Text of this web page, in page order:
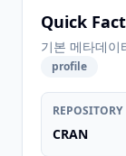
Quick
기본 메타데이
profile
REPOSITORY
CRAN